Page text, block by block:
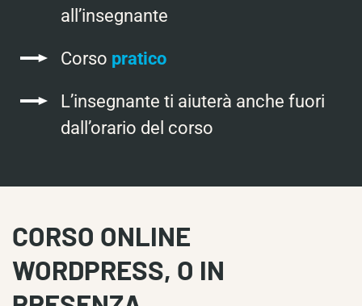
all’insegnante
Corso pratico
L’insegnante ti aiuterà anche fuori
dall’orario del corso
CORSO ONLINE
WORDPRESS, O IN